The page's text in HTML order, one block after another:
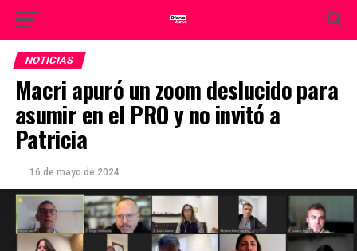
NOTICIAS
Macri apuró un zoom deslucido para
asumir en el PRO y no invitó a
Patricia
16 de mayo de 2024